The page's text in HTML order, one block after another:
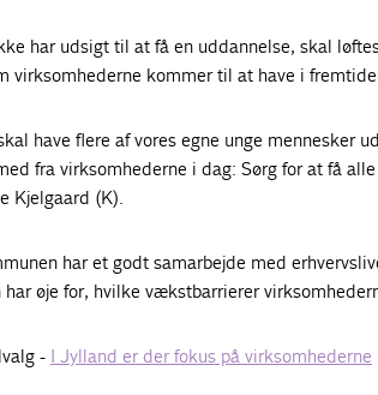
har udsigt til at få en uddannelse, skal
virksomhederne kommer til at have i
have flere af vores egne unge mennesker
fra virksomhederne i dag: Sørg for at få
Kjelgaard (K).
har et godt samarbejde med
øje for, hvilke vækstbarrierer
- I Jylland er der fokus på virksomhederne